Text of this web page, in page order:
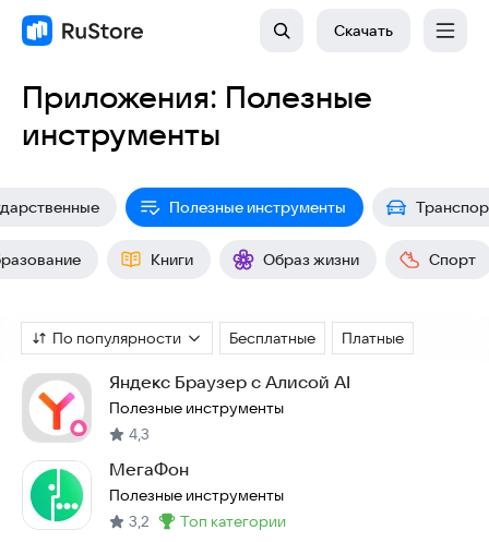
Скачать
Приложения: Полезные
инструменты
Полезные инструменты
Книги Образ жизни Спорт
По популярности Бесплатные Платные
Яндекс Браузер с Алисой AI
Полезные инструменты
4,3
МегаФон
Полезные инструменты
3,2
Метка:
топ категории